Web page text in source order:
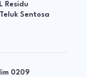
Residu
Sentosa
0209